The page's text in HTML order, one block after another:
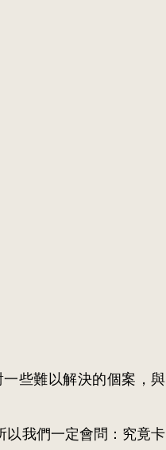
些難以解決的個案，與
以我們一定會問：究竟卡